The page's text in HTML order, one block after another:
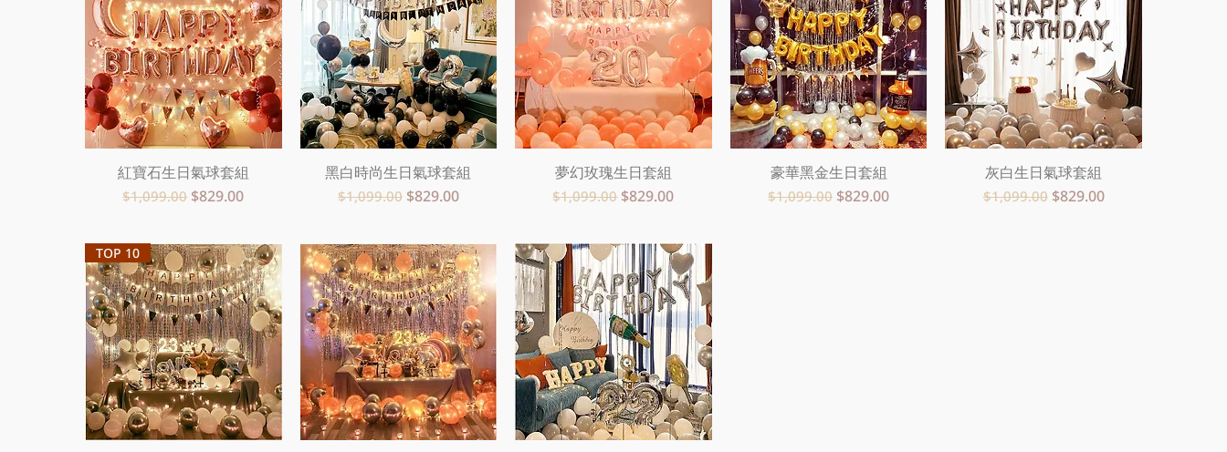
快速瀏覽
紅寶石生日氣球套組
一般價格
$1,099.00 促銷價格
$829.00
快速瀏覽
黑白時尚生日氣球套組
一般價格
$1,099.00 促銷價格
$829.00
快速瀏覽
夢幻玫瑰生日套組
一般價格
$1,099.00 促銷價格
$829.00
快速瀏覽
豪華黑金生日套組
一般價格
$1,099.00 促銷價格
$829.00
快速瀏覽
灰白生日氣球套組
一般價格
$1,099.00 促銷價格
$829.00
TOP 10